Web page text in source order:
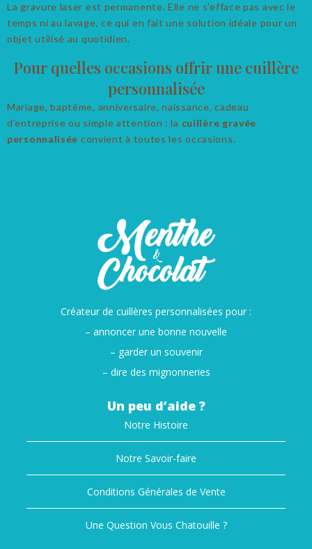
La gravure laser est permanente. Elle ne s’efface pas avec le
temps ni au lavage, ce qui en fait une solution idéale pour un
objet utilisé au quotidien.
Pour quelles occasions offrir une cuillère
personnalisée
Mariage, baptême, anniversaire, naissance, cadeau
d’entreprise ou simple attention : la cuillère gravée
personnalisée convient à toutes les occasions.
Créateur de cuillères personnalisées pour :
– annoncer une bonne nouvelle
– garder un souvenir
– dire des mignonneries
Un peu d’aide ?
Notre Histoire
Notre Savoir-faire
Conditions Générales de Vente
Une Question Vous Chatouille ?